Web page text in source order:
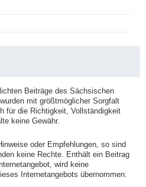
Beiträge des Sächsischen
mit größtmöglicher Sorgfalt
für die Richtigkeit, Vollständigkeit
keine Gewähr.
oder Empfehlungen, so sind
keine Rechte. Enthält ein Beitrag
wird keine
Internetangebots übernommen.